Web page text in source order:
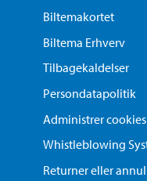
Biltemakortet
Biltema Erhverv
Tilbagekaldelser
Persondatapolitik
Administrer cookies
Whistleblowing
Returner eller